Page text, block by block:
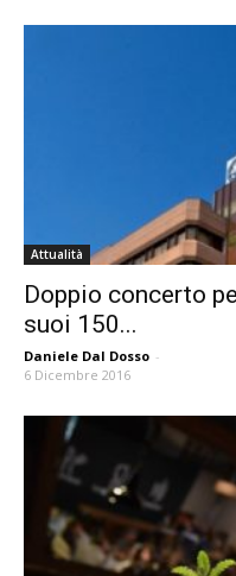
Attualità
Doppio concerto
suoi 150...
Daniele Dal Dosso -
6 Dicembre 2016